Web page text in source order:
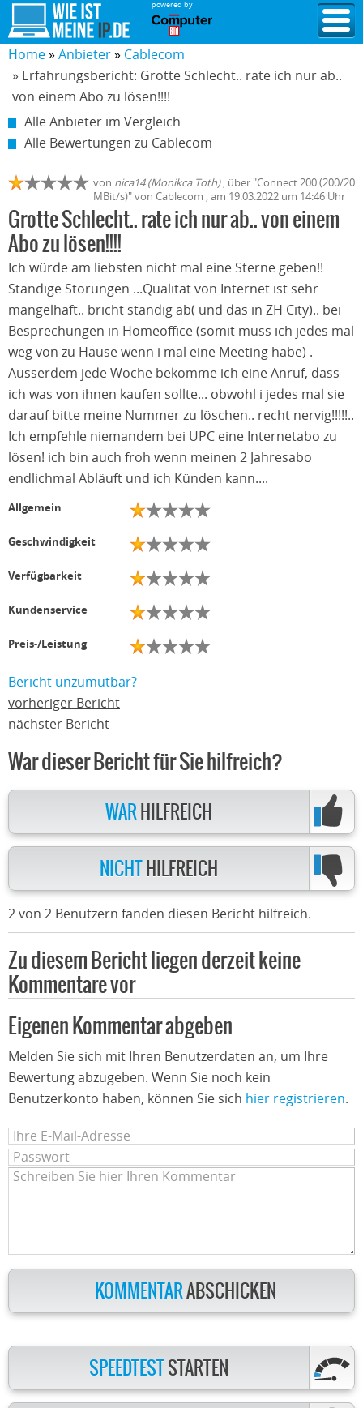
powered by
Home Anbieter
Cablecom
» Erfahrungsbericht: Grotte Schlecht.. rate ich nur ab..
von einem Abo zu lösen!!!!
Alle Anbieter im Vergleich
Alle Bewertungen zu Cablecom
von nica14 (Monikca Toth), über "Connect 200 (200/20
MBit/s)" von Cablecom , am 19.03.2022 um 14:46 Uhr
Grotte Schlecht.. rate ich nur ab.. von einem
Abo zu lösen!!!!
Ich würde am liebsten nicht mal eine Sterne geben!!
Ständige Störungen ...Qualität von Internet ist sehr
mangelhaft.. bricht ständig ab( und das in ZH City).. bei
Besprechungen in Homeoffice (somit muss ich jedes mal
weg von zu Hause wenn i mal eine Meeting habe) .
Ausserdem jede Woche bekomme ich eine Anruf, dass
ich was von ihnen kaufen sollte... obwohl i jedes mal sie
darauf bitte meine Nummer zu löschen.. recht nervig!!!!!..
Ich empfehle niemandem bei UPC eine Internetabo zu
lösen! ich bin auch froh wenn meinen 2 Jahresabo
endlichmal Abläuft und ich Künden kann....
Allgemein
Geschwindigkeit
Verfügbarkeit
Kundenservice
Preis-/Leistung
Bericht unzumutbar?
vorheriger Bericht
nächster Bericht
War dieser Bericht für Sie hilfreich?
WAR HILFREICH
NICHT HILFREICH
2 von 2 Benutzern fanden diesen Bericht hilfreich.
Zu diesem Bericht liegen derzeit keine
Kommentare vor
Eigenen Kommentar abgeben
Melden Sie sich mit Ihren Benutzerdaten an, um Ihre
Bewertung abzugeben. Wenn Sie noch kein
Benutzerkonto haben, können Sie sich hier registrieren.
KOMMENTARABSCHICKEN
SPEEDTESTSTARTEN